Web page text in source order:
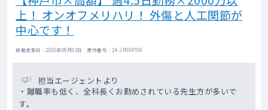
応＞
上！ オンオフメリハリ！ 外傷と人工関節が
中心です！
掲載更新日 : 2026年08月03日 案件番号 : 24-JP004708
担当エージェントより
・離職率も低く、全科長くお勤めされている先生方が多いで
す。